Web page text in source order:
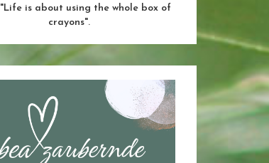
"Life is about using the whole box of
crayons".